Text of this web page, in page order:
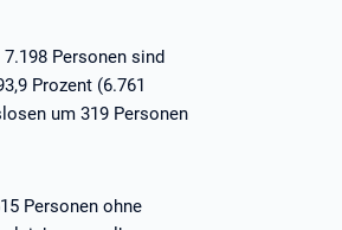
Personen sind
Prozent (6.761
um 319 Personen
Personen ohne